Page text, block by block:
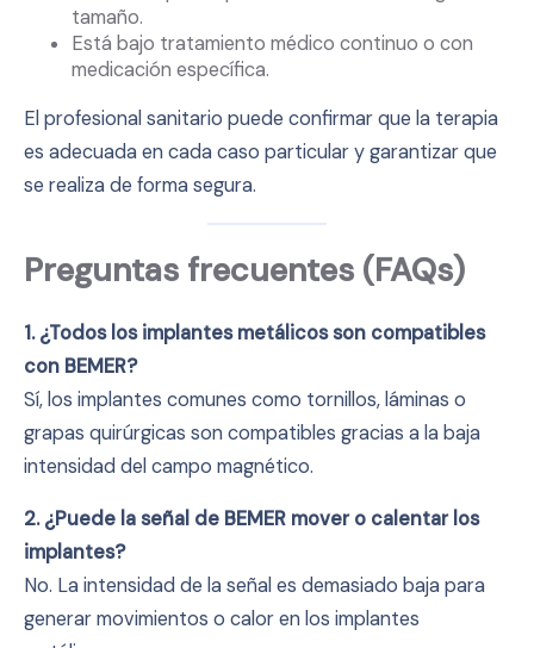
tamaño.
Está bajo tratamiento médico continuo o con
medicación específica.
El profesional sanitario puede confirmar que la terapia
es adecuada en cada caso particular y garantizar que
se realiza de forma segura.
Preguntas frecuentes (FAQs)
1. ¿Todos los implantes metálicos son compatibles
con BEMER?
Sí, los implantes comunes como tornillos, láminas o
grapas quirúrgicas son compatibles gracias a la baja
intensidad del campo magnético.
2. ¿Puede la señal de BEMER mover o calentar los
implantes?
No. La intensidad de la señal es demasiado baja para
generar movimientos o calor en los implantes